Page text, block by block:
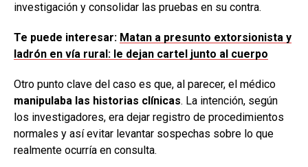
investigación y consolidar las pruebas en su contra.
Te puede interesar: Matan a presunto extorsionista y
ladrón en vía rural: le dejan cartel junto al cuerpo
Otro punto clave del caso es que, al parecer, el médico
manipulaba las historias clínicas. La intención, según
los investigadores, era dejar registro de procedimientos
normales y así evitar levantar sospechas sobre lo que
realmente ocurría en consulta.